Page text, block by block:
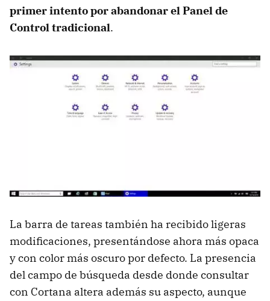
primer intento por abandonar el Panel de
Control tradicional.
La barra de tareas también ha recibido ligeras
modificaciones, presentándose ahora más opaca
y con color más oscuro por defecto. La presencia
del campo de búsqueda desde donde consultar
con Cortana altera además su aspecto, aunque